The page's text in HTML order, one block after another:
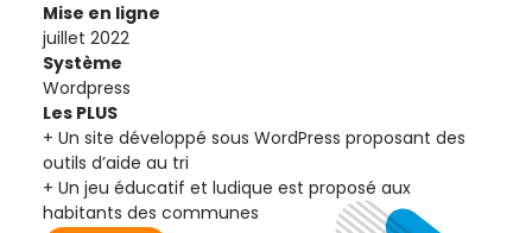
Mise en ligne
juillet 2022
Système
Wordpress
Les PLUS
Un site développé sous WordPress proposant des
outils d’aide au tri
Un jeu éducatif et ludique est proposé aux
habitants des communes